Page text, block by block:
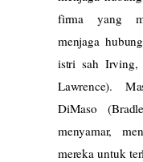
firma yang
menjaga
istri sah Irving,
Lawrence).
DiMaso
menyamar,
mereka untuk